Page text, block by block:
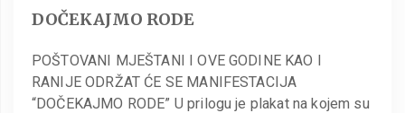
DOČEKAJMO RODE
POŠTOVANI MJEŠTANI I OVE GODINE KAO I
RANIJE ODRŽAT ĆE SE MANIFESTACIJA
“DOČEKAJMO RODE” U prilogu je plakat na kojem su